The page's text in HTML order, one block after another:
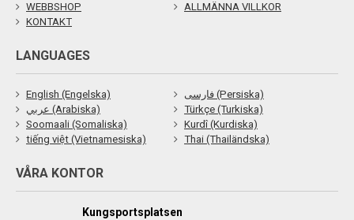
WEBBSHOP
ALLMÄNNA VILLKOR
KONTAKT
LANGUAGES
English (Engelska)
فارسی (Persiska)
عربي (Arabiska)
Türkçe (Turkiska)
Soomaali (Somaliska)
Kurdî (Kurdiska)
tiếng việt (Vietnamesiska)
Thai (Thailändska)
VÅRA KONTOR
Kungsportsplatsen